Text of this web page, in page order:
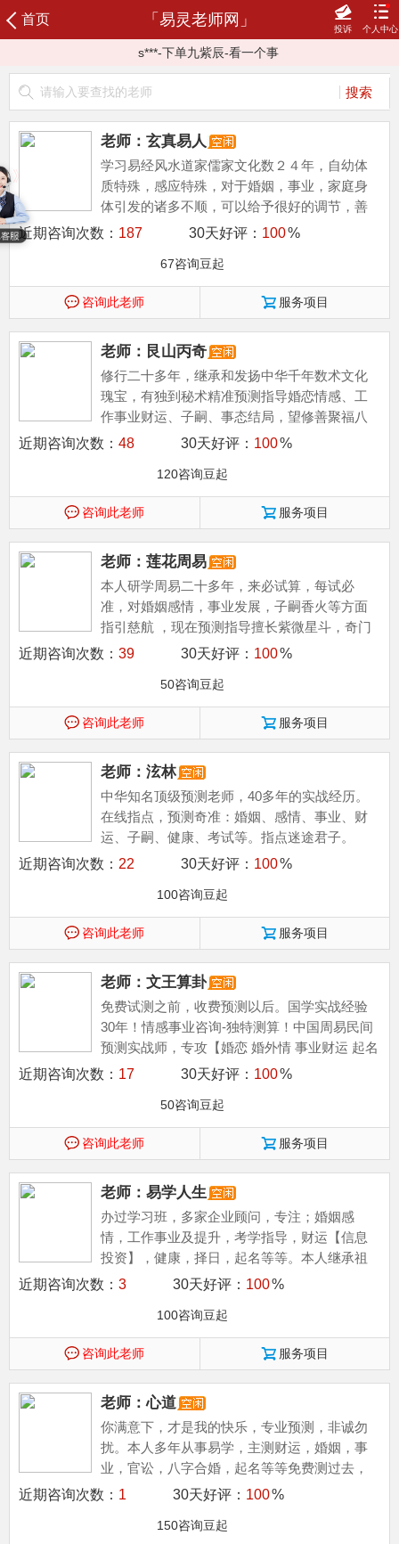
首页 「易灵老师网」
个人中心
投诉
咨询记录 我的订单
我的评价
榜单老师
申请成为老师
C***-下单莲花周易-灵卦预测
s***-下单九紫辰-看一个事
C***-下单莲花周易-灵卦预测
一***-下单艮山丙奇-一事
n***-下单玄机道人-官运预测指导
一***-下单市井传人-怀孕分娩预测
加易灵老师微信号:43133050 随时找到老师
老师：玄真易人
学习易经风水道家儒家文化数２４年，自幼体
质特殊，感应特殊，对于婚姻，事业，家庭身
体引发的诸多不顺，可以给予很好的调节，善
于玄空，八宅，连山，归藏，奇门风水，博采...
近期咨询次数： 187 30天好评： 100%
67咨询豆起
咨询此老师 服务项目
老师：艮山丙奇
修行二十多年，继承和发扬中华千年数术文化
瑰宝，有独到秘术精准预测指导婚恋情感、工
作事业财运、子嗣、事态结局，望修善聚福八
方有缘人。
近期咨询次数： 48 30天好评： 100%
120咨询豆起
咨询此老师 服务项目
老师：莲花周易
本人研学周易二十多年，来必试算，每试必
准，对婚姻感情，事业发展，子嗣香火等方面
指引慈航 ，现在预测指导擅长紫微星斗，奇门
遁甲等，吉凶断测，指导方案，欢迎有缘人。
近期咨询次数： 39 30天好评： 100%
50咨询豆起
咨询此老师 服务项目
老师：泫林
中华知名顶级预测老师，40多年的实战经历。
在线指点，预测奇准：婚姻、感情、事业、财
运、子嗣、健康、考试等。指点迷途君子。
近期咨询次数： 22 30天好评： 100%
100咨询豆起
咨询此老师 服务项目
老师：文王算卦
免费试测之前，收费预测以后。国学实战经验
30年！情感事业咨询-独特测算！中国周易民间
预测实战师，专攻【婚恋 婚外情 事业财运 起名
子嗣 择日】等，助您趋吉避凶，走出困惑！...
近期咨询次数： 17 30天好评： 100%
50咨询豆起
咨询此老师 服务项目
老师：易学人生
办过学习班，多家企业顾问，专注；婚姻感
情，工作事业及提升，考学指导，财运【信息
投资】，健康，择日，起名等等。本人继承祖
业又得民间高人传授八字，六壬，
近期咨询次数： 3 30天好评： 100%
100咨询豆起
咨询此老师 服务项目
老师：心道
你满意下，才是我的快乐，专业预测，非诚勿
扰。本人多年从事易学，主测财运，婚姻，事
业，官讼，八字合婚，起名等等免费测过去，
近期咨询次数： 1 30天好评： 100%
150咨询豆起